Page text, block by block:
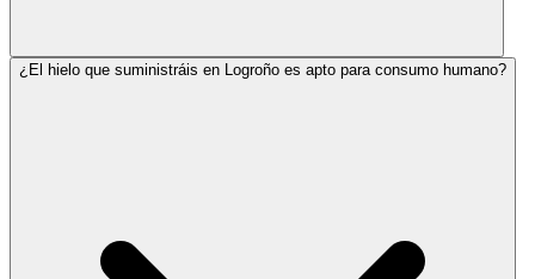
¿El hielo que suministráis en Logroño es apto para consumo humano?